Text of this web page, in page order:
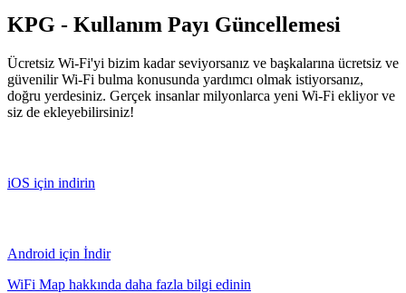
KPG - Kullanım Payı Güncellemesi
Ücretsiz Wi-Fi'yi bizim kadar seviyorsanız ve başkalarına ücretsiz ve
güvenilir Wi-Fi bulma konusunda yardımcı olmak istiyorsanız,
doğru yerdesiniz. Gerçek insanlar milyonlarca yeni Wi-Fi ekliyor ve
siz de ekleyebilirsiniz!
iOS için indirin
Android için İndir
WiFi Map hakkında daha fazla bilgi edinin